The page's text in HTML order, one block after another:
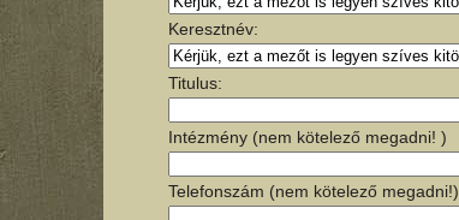
Keresztnév:
Titulus:
Intézmény (nem kötelező megadni! )
Telefonszám (nem kötelező megadni!)